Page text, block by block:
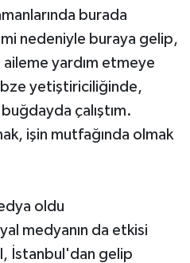
burada
nedeniyle buraya gelip,
aileme yardım etmeye
yetiştiriciliğinde,
çalıştım.
işin mutfağında olmak
oldu
medyanın da etkisi
İstanbul'dan gelip